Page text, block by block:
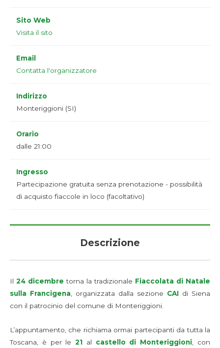
Sito Web
Visita il sito
Email
Contatta l'organizzatore
Indirizzo
Monteriggioni (SI)
Orario
dalle 21:00
Ingresso
Partecipazione gratuita senza prenotazione - possibilità
di acquisto fiaccole in loco (facoltativo)
Descrizione
Il 24 dicembre torna la tradizionale Fiaccolata di Natale
sulla Francigena, organizzata dalla sezione CAI di Siena
con il patrocinio del comune di Monteriggioni.
L’appuntamento, che richiama ormai partecipanti da tutta la
Toscana, è per le21 al castello di Monteriggioni, con